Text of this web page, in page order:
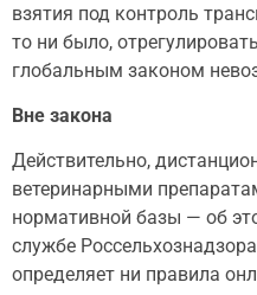
взятия под контроль
то ни было,
глобальным законом
Вне закона
Действительно,
ветеринарными
нормативной базы — об
службе
определяет ни правила